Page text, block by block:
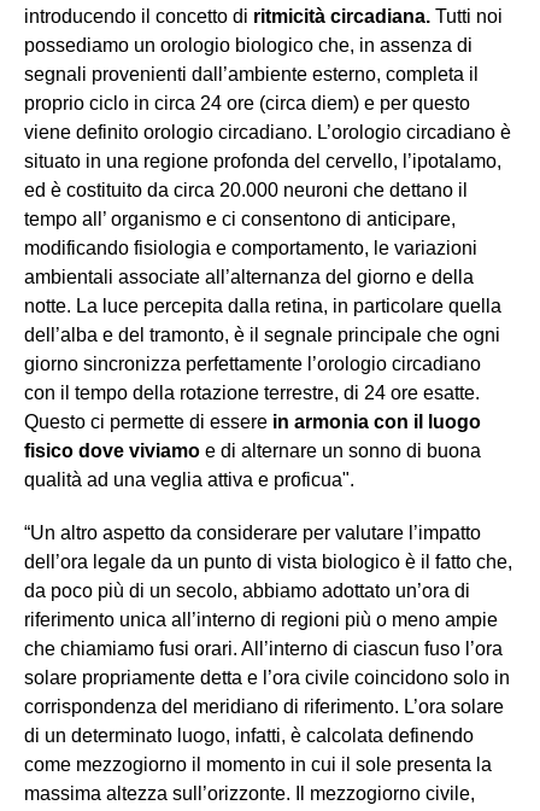
introducendo il concetto di ritmicità circadiana. Tutti noi
possediamo un orologio biologico che, in assenza di
segnali provenienti dall’ambiente esterno, completa il
proprio ciclo in circa 24 ore (circa diem) e per questo
viene definito orologio circadiano. L’orologio circadiano è
situato in una regione profonda del cervello, l’ipotalamo,
ed è costituito da circa 20.000 neuroni che dettano il
tempo all’ organismo e ci consentono di anticipare,
modificando fisiologia e comportamento, le variazioni
ambientali associate all’alternanza del giorno e della
notte. La luce percepita dalla retina, in particolare quella
dell’alba e del tramonto, è il segnale principale che ogni
giorno sincronizza perfettamente l’orologio circadiano
con il tempo della rotazione terrestre, di 24 ore esatte.
Questo ci permette di essere in armonia con il luogo
fisico dove viviamo e di alternare un sonno di buona
qualità ad una veglia attiva e proficua".
“Un altro aspetto da considerare per valutare l’impatto
dell’ora legale da un punto di vista biologico è il fatto che,
da poco più di un secolo, abbiamo adottato un’ora di
riferimento unica all’interno di regioni più o meno ampie
che chiamiamo fusi orari. All’interno di ciascun fuso l’ora
solare propriamente detta e l’ora civile coincidono solo in
corrispondenza del meridiano di riferimento. L’ora solare
di un determinato luogo, infatti, è calcolata definendo
come mezzogiorno il momento in cui il sole presenta la
massima altezza sull’orizzonte. Il mezzogiorno civile,